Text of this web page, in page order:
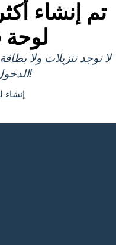
تم إنشاء
لا توجد تنزيلات ولا
الدخول للمحاولة!